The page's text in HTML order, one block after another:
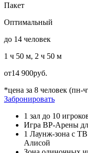
Пакет
Оптимальный
до 14 человек
1 ч 50 м, 2 ч 50 м
от14 900руб.
*цена за 8 человек (пн-
Забронировать
1 зал до 10
Игра ВР-Арены
1 Лаунж-зона c
Алисой